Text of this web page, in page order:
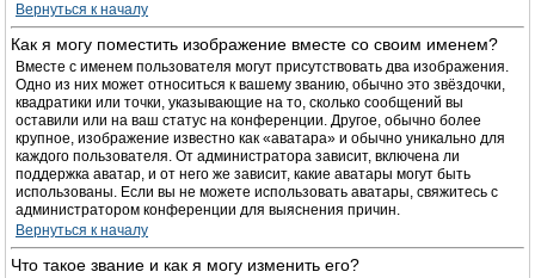
Вернуться к началу
Как я могу поместить изображение вместе со своим именем?
Вместе с именем пользователя могут присутствовать два изображения.
Одно из них может относиться к вашему званию, обычно это звёздочки,
квадратики или точки, указывающие на то, сколько сообщений вы
оставили или на ваш статус на конференции. Другое, обычно более
крупное, изображение известно как «аватара» и обычно уникально для
каждого пользователя. От администратора зависит, включена ли
поддержка аватар, и от него же зависит, какие аватары могут быть
использованы. Если вы не можете использовать аватары, свяжитесь с
администратором конференции для выяснения причин.
Вернуться к началу
Что такое звание и как я могу изменить его?